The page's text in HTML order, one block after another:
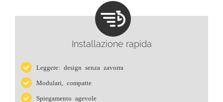
Installazione rapida
Leggere: design senza zavorra
Modulari, compatte
Spiegamento agevole